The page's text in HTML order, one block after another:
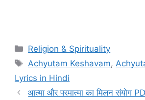
Categories
Religion & Spirituality
Tags
Achyutam Keshavam,
Lyrics in Hindi
आत्मा और परमात्मा का मिलन संयोग